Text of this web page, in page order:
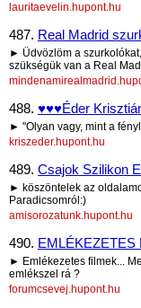
lauritaevelin.hupont.hu
487. Real Madrid
► Üdvözlöm a
szükségük van a Real
488. ♥♥♥Éder
► "Olyan vagy, mint a
kriszeder.hupont.hu
489. Csajok Szilikon
► köszöntelek az
Paradicsomról:)
amisorozatunk.hupont.hu
490. EMLÉKEZETES
► Emlékezetes filmek...
emlékszel rá ?
forumcsevej.hupont.hu